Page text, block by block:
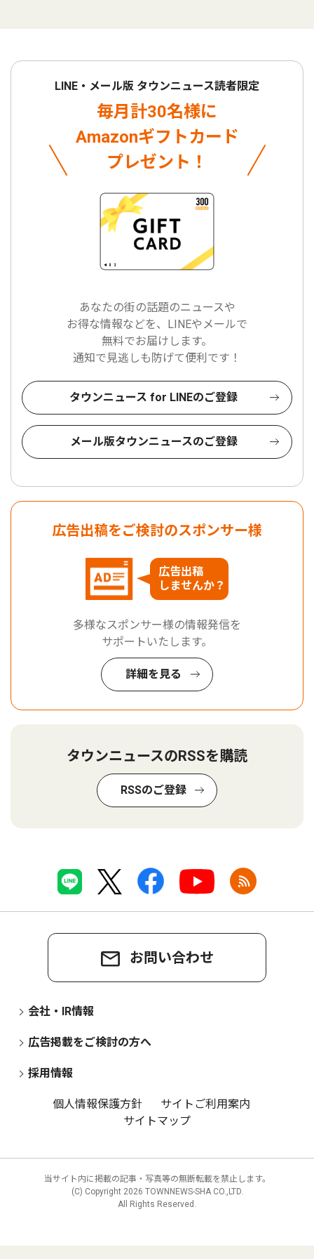
LINE・メール版 タウンニュース読者限定
毎月計30名様に
Amazonギフトカード
プレゼント！
あなたの街の話題のニュースや
お得な情報などを、LINEやメールで
無料でお届けします。
通知で見逃しも防げて便利です！
タウンニュース for LINEのご登録
メール版タウンニュースのご登録
広告出稿をご検討のスポンサー様
広告出稿
しませんか？
多様なスポンサー様の情報発信を
サポートいたします。
詳細を見る
タウンニュースのRSSを購読
RSSのご登録
お問い合わせ
会社・IR情報
広告掲載をご検討の方へ
採用情報
個人情報保護方針
サイトご利用案内
サイトマップ
当サイト内に掲載の記事・写真等の無断転載を禁止します。
(C) Copyright 2026 TOWNNEWS-SHA CO.,LTD.
All Rights Reserved.